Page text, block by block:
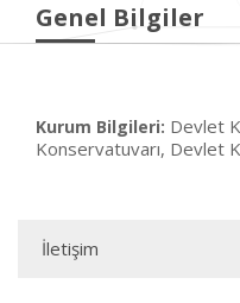
Genel Bilgiler
Kurum Bilgileri: Devlet
Konservatuvarı, Devlet
İletişim